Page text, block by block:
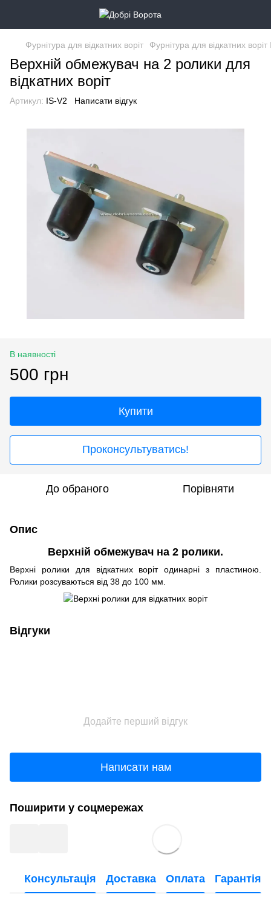
Фурнітура для відкатних воріт Фурнітура для відкатних
Верхній обмежувач на 2 ролики для
відкатних воріт
Артикул: IS-V2 Написати відгук
В наявності
500 грн
Купити
Проконсультуватись!
До обраного Порівняти
Опис
Верхній обмежувач на 2 ролики.
Верхні ролики для відкатних воріт одинарні з пластиною.
Ролики розсуваються від 38 до 100 мм.
Відгуки
Додайте перший відгук
Написати нам
Поширити у соцмережах
Консультація Доставка Оплата Гарантія